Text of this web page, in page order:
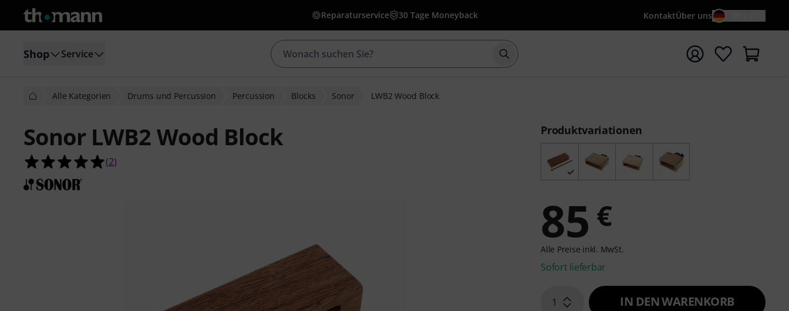
Reparaturservice 30 Tage Moneyback KontaktÜber uns
Shop Service Suche mit Suchwort {searchTerm} starten
Alle Kategorien Drums und Percussion Percussion Blocks Sonor LWB2 Wood Block
Sonor LWB2 Wood Block
5.0 von 5 Sternen aus 2 Kundenbewertungen
(2)
Produktvariationen
85 €
Alle Preise inkl. MwSt.
Sofort lieferbar
1 IN DEN WARENKORB